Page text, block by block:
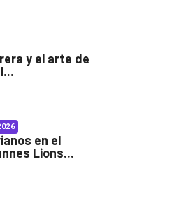
y el arte de
en el
Lions...